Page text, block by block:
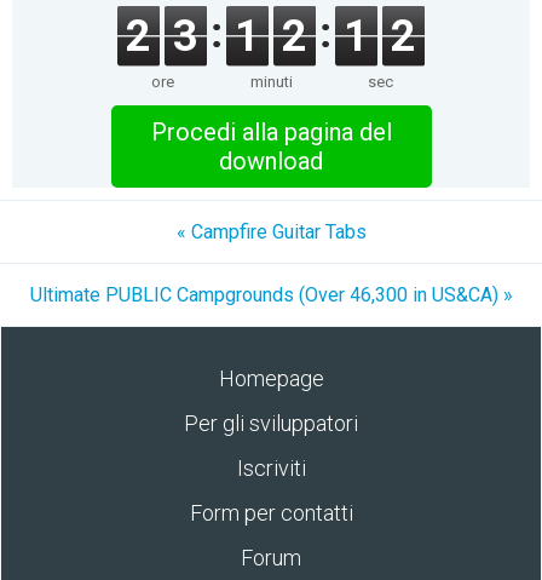
2 3
ore
1 2
minuti
1 2
sec
Procedi alla pagina del
download
« Campfire Guitar Tabs
Ultimate PUBLIC Campgrounds (Over 46,300 in US&CA) »
Homepage
Per gli sviluppatori
Iscriviti
Form per contatti
Forum